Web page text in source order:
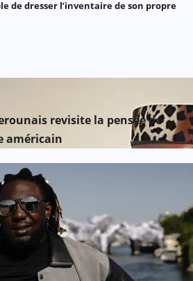
de dresser l’inventaire de son propre
revisite la pensée de
américain